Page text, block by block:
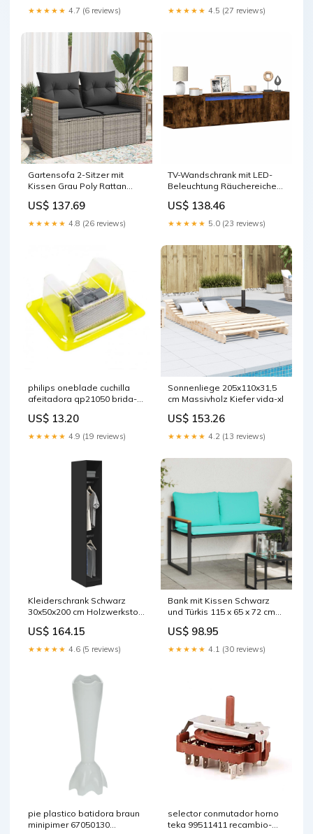
★★★★★ 4.7 (6 reviews) ★★★★★ 4.5 (27 reviews)
Gartensofa 2-Sitzer mit
Kissen Grau Poly Rattan
US$ 137.69
★★★★★ 4.8 (26 reviews)
TV-Wandschrank mit LED-
Beleuchtung Räuchereiche
US$ 138.46
★★★★★ 5.0 (23 reviews)
philips oneblade cuchilla
afeitadora qp21050 brida-
US$ 13.20
★★★★★ 4.9 (19 reviews)
Sonnenliege 205x110x31,5
cm Massivholz Kiefer vida-xl
US$ 153.26
★★★★★ 4.2 (13 reviews)
Kleiderschrank Schwarz
30x50x200 cm Holzwerkstoff
US$ 164.15
★★★★★ 4.6 (5 reviews)
Bank mit Kissen Schwarz
und Türkis 115 x 65 x 72 cm
US$ 98.95
★★★★★ 4.1 (30 reviews)
pie plastico batidora braun
minipimer 67050130
selector conmutador horno
teka 99511411 recambio-